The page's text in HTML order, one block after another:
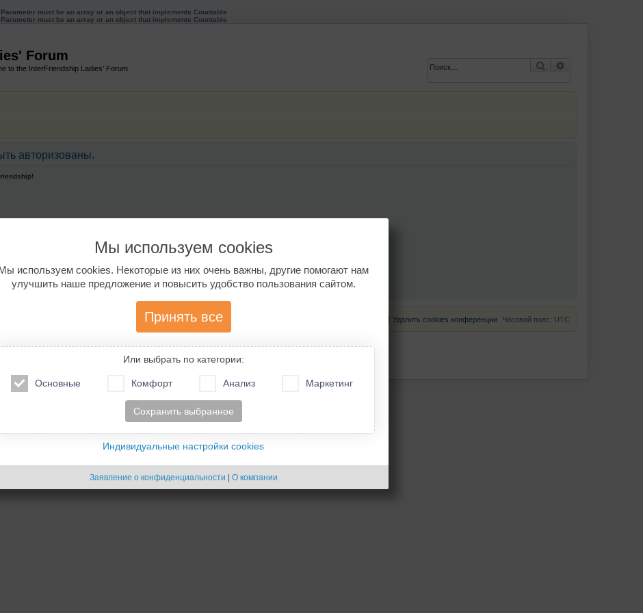
Parameter must be an array or an object that implements Countable
Parameter must be an array or an object that implements Countable
Forum
to the InterFriendship Ladies' Forum Поиск
авторизованы.
их!
Часовой пояс: UTC
Удалить cookies конференции
- Cookies -
Русская поддержка phpBB
Мы используем cookies
используем cookies. Некоторые из них очень важны, другие помогают нам
улучшить наше предложение и повысить удобство пользования сайтом.
Принять все
Или выбрать по категории:
Основные Комфорт Анализ Маркетинг
Сохранить выбранное
Индивидуальные настройки cookies
Заявление о конфиденциальности О компании